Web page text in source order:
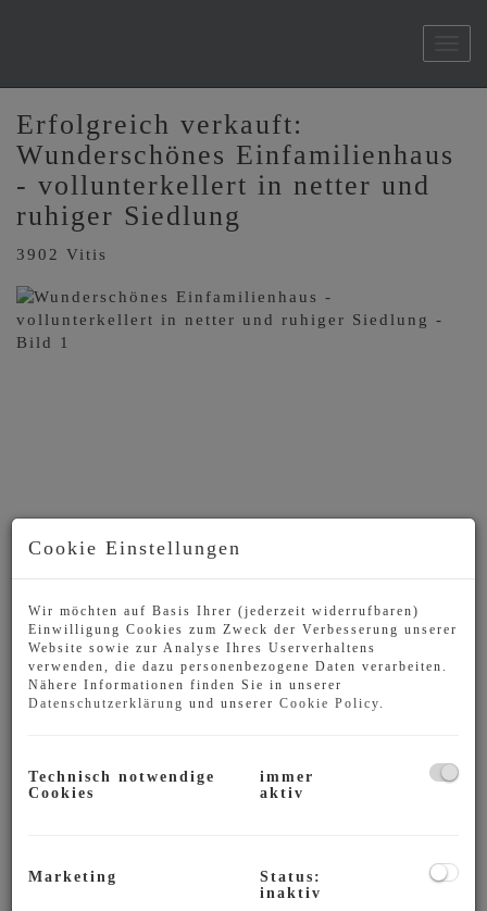
Erfolgreich verkauft:
Wunderschönes Einfamilienhaus
- vollunterkellert in netter und
ruhiger Siedlung
3902 Vitis
Auf ca. 190 m² Wohnfläche finden Sie:
Cookie Einstellungen
Wir möchten auf Basis Ihrer (jederzeit widerrufbaren)
Einwilligung Cookies zum Zweck der Verbesserung unserer
Website sowie zur Analyse Ihres Userverhaltens
verwenden, die dazu personenbezogene Daten verarbeiten.
Nähere Informationen finden Sie in unserer
Datenschutzerklärung und unserer Cookie Policy
Technisch notwendige
Cookies
immer
aktiv
Marketing
Status:
inaktiv